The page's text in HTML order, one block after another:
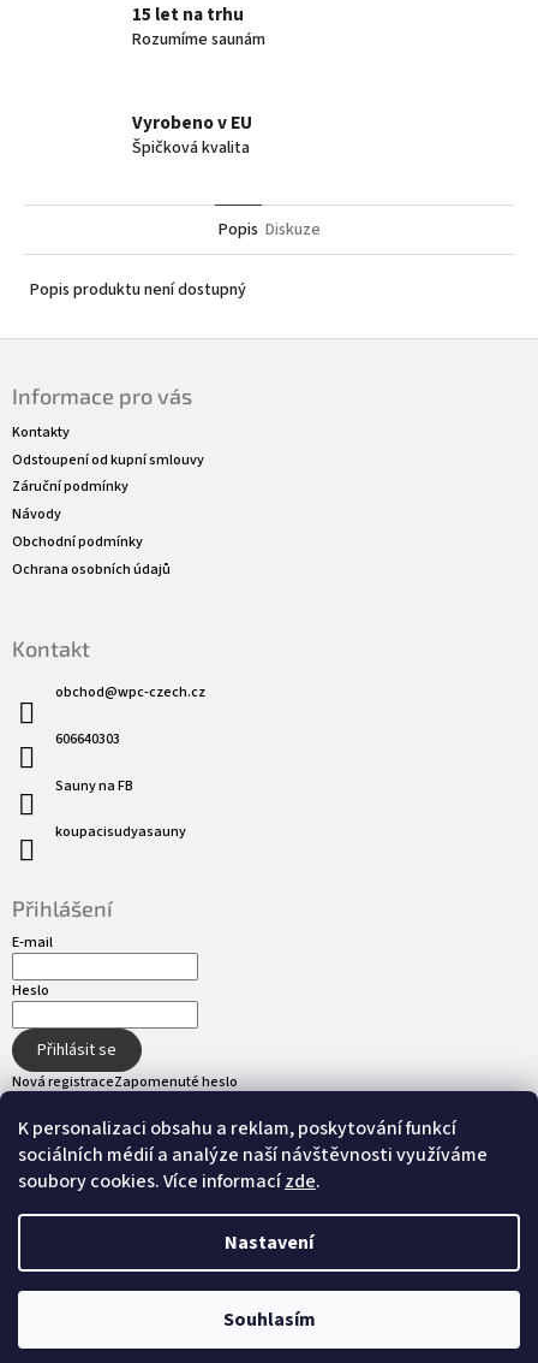
K personalizaci obsahu a reklam, poskytování funkcí
sociálních médií a analýze naší návštěvnosti využíváme
soubory cookies. Více informacízde.
Nastavení
Souhlasím
15 let na trhu
Rozumíme saunám
Vyrobeno v EU
Špičková kvalita
Popis Diskuze
Popis produktu není dostupný
Informace pro vás
Kontakty
Odstoupení od kupní smlouvy
Záruční podmínky
Návody
Obchodní podmínky
Ochrana osobních údajů
Kontakt
obchod@wpc-czech.cz
606640303
Sauny na FB
koupacisudyasauny
Přihlášení
E-mail
Heslo
Přihlásit se
Nová registraceZapomenuté heslo
Přijímáme online platby
Vytvořil Shoptet
Nastavil tým EshopyUmíme.czCopyright 2026
vyhrazena.Upravit nastavení cookies